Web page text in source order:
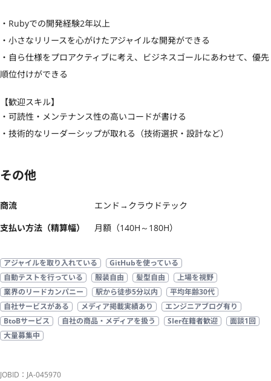
・Rubyでの開発経験2年以上
・小さなリリースを心がけたアジャイルな開発ができる
・自ら仕様をプロアクティブに考え、ビジネスゴールにあわせて、優先
順位付けができる
【歓迎スキル】
・可読性・メンテナンス性の高いコードが書ける
・技術的なリーダーシップが取れる（技術選択・設計など）
その他
商流
エンド→クラウドテック
支払い方法（精算幅）
月額（140H～180H）
アジャイルを取り入れている
GitHubを使っている
自動テストを行っている
服装自由 髪型自由
上場を視野
業界のリードカンパニー
駅から徒歩5分以内
平均年齢30代
自社サービスがある
メディア掲載実績あり
エンジニアブログ有り
BtoBサービス
自社の商品・メディアを扱う SIer在籍者歓迎
面談1回
大量募集中
JOBID：JA-045970